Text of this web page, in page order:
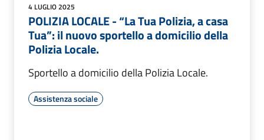
4 LUGLIO 2025
POLIZIA LOCALE - “La Tua Polizia, a casa
Tua”: il nuovo sportello a domicilio della
Polizia Locale.
Sportello a domicilio della Polizia Locale.
Assistenza sociale